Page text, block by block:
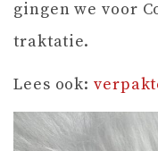
gingen we voor
traktatie.
Lees ook: